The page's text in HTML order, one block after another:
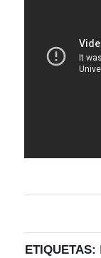
ETIQUETAS: